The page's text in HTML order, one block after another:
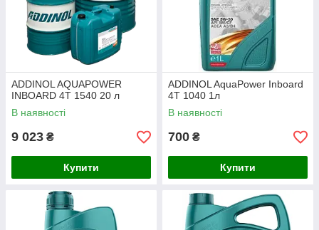
ADDINOL AQUAPOWER
INBOARD 4T 1540 20 л
В наявності
9 023 ₴
Купити
ADDINOL AquaPower Inboard
4T 1040 1л
В наявності
700 ₴
Купити